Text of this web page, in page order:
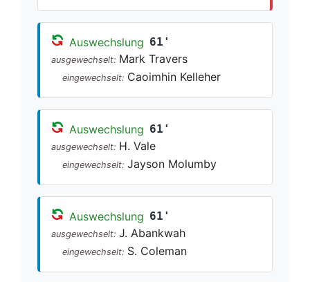
Auswechslung 61'
ausgewechselt: Mark Travers
eingewechselt: Caoimhin Kelleher
Auswechslung 61'
ausgewechselt: H. Vale
eingewechselt: Jayson Molumby
Auswechslung 61'
ausgewechselt: J. Abankwah
eingewechselt: S. Coleman